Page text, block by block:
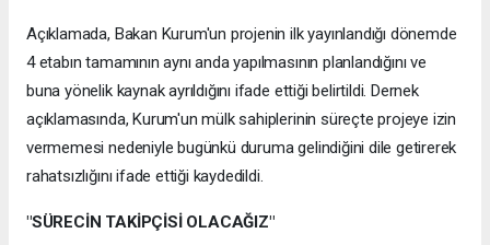
Açıklamada, Bakan Kurum'un projenin ilk yayınlandığı dönemde
4 etabın tamamının aynı anda yapılmasının planlandığını ve
buna yönelik kaynak ayrıldığını ifade ettiği belirtildi. Dernek
açıklamasında, Kurum'un mülk sahiplerinin süreçte projeye izin
vermemesi nedeniyle bugünkü duruma gelindiğini dile getirerek
rahatsızlığını ifade ettiği kaydedildi.
"SÜRECİN TAKİPÇİSİ OLACAĞIZ"